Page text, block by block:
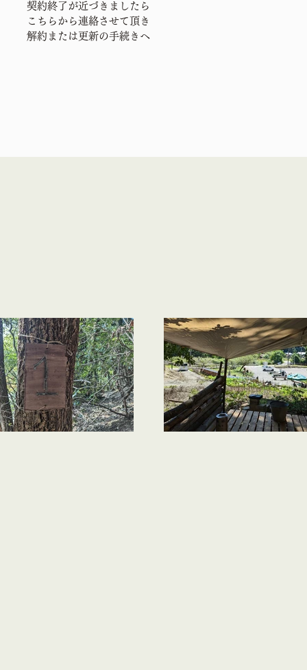
契約終了が近づきましたら
こちらから連絡させて頂き
解約または更新の手続きへ